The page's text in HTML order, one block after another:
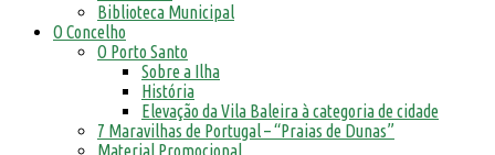
Biblioteca Municipal
O Concelho
O Porto Santo
Sobre a Ilha
História
Elevação da Vila Baleira à categoria de cidade
7 Maravilhas de Portugal – “Praias de Dunas”
Material Promocional